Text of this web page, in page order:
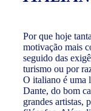
Por que hoje
motivação mais
seguido das
turismo ou por
O italiano é uma
Dante, do bom
grandes artistas,